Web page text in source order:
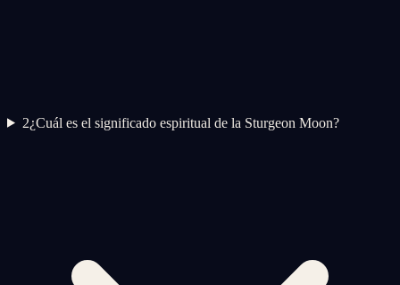
2¿Cuál es el significado espiritual de la Sturgeon Moon?